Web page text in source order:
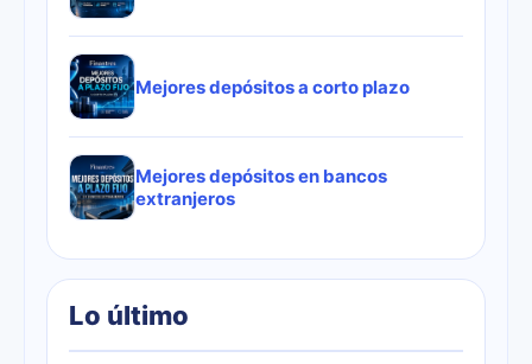
Mejores depósitos a corto plazo
Mejores depósitos en bancos
extranjeros
Lo último